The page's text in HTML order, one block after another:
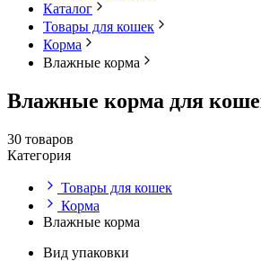
Каталог
Товары для кошек
Корма
Влажные корма
Влажные корма для
30 товаров
Категория
Товары для кошек
Корма
Влажные корма
Вид упаковки